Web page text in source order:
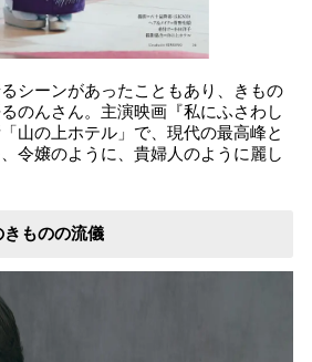
シーンがあったこともあり、きもの
のんさん。主演映画『私にふさわし
山の上ホテル」で、現代の最高峰と
令嬢のように、貴婦人のように麗し
ものの流儀